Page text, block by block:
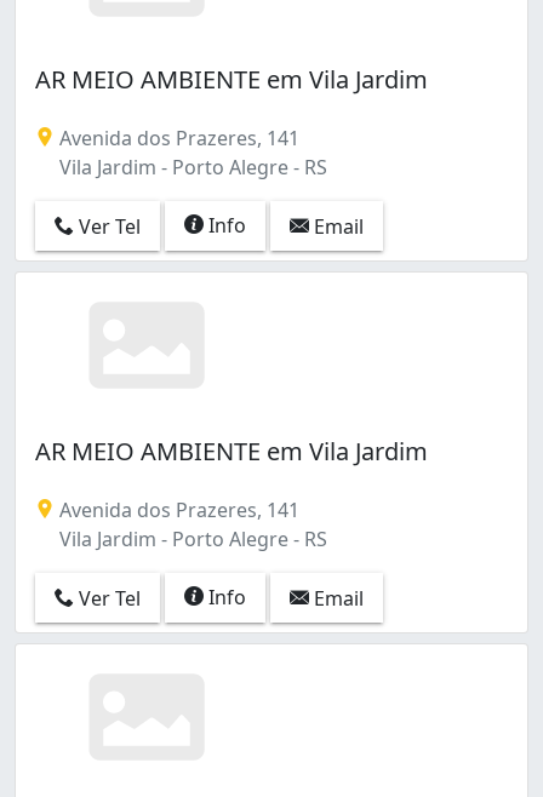
AR MEIO AMBIENTE em Vila Jardim
Avenida dos Prazeres, 141
Vila Jardim - Porto Alegre - RS
Ver Tel Info Email
AR MEIO AMBIENTE em Vila Jardim
Avenida dos Prazeres, 141
Vila Jardim - Porto Alegre - RS
Ver Tel Info Email